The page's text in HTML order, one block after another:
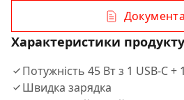
Характеристики продукту
Потужність 45 Вт з 1 USB-C +
Швидка зарядка